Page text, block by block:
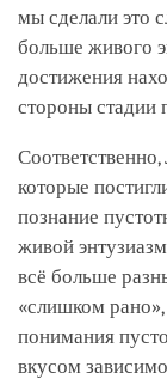
мы сделали это
больше живого
достижения
стороны стадии
которые
познание
живой
всё больше
«слишком рано»,
понимания
вкусом